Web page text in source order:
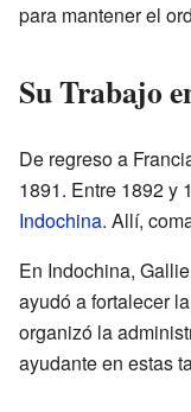
para mantener el
Su Trabajo
De regreso a
1891. Entre 1892 y
Indochina. Allí,
En Indochina,
ayudó a fortalecer
organizó la
ayudante en estas